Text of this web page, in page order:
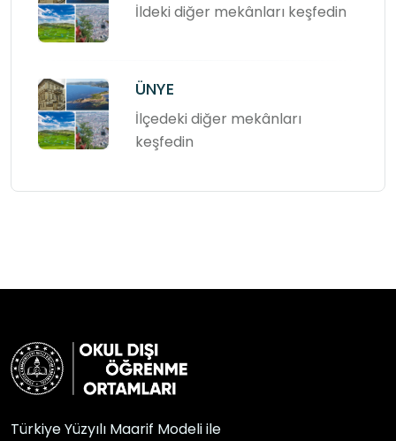
İldeki diğer mekânları keşfedin
ÜNYE
İlçedeki diğer mekânları
keşfedin
Türkiye Yüzyılı Maarif Modeli ile